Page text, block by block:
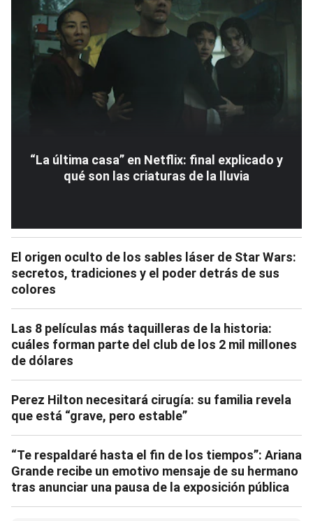
“La última casa” en Netflix: final explicado y
qué son las criaturas de la lluvia
El origen oculto de los sables láser de Star Wars:
secretos, tradiciones y el poder detrás de sus
colores
Las 8 películas más taquilleras de la historia:
cuáles forman parte del club de los 2 mil millones
de dólares
Perez Hilton necesitará cirugía: su familia revela
que está “grave, pero estable”
“Te respaldaré hasta el fin de los tiempos”: Ariana
Grande recibe un emotivo mensaje de su hermano
tras anunciar una pausa de la exposición pública